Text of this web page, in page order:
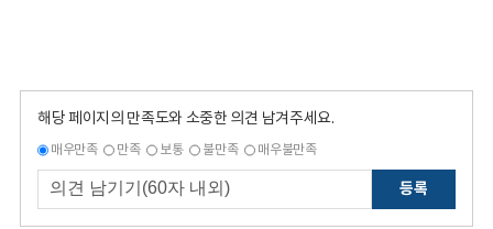
해당 페이지의 만족도와 소중한 의견 남겨주세요.
매우만족 만족 보통 불만족 매우불만족
등록